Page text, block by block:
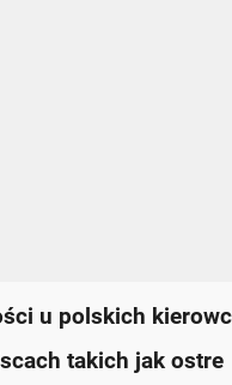
u polskich
takich jak ostre